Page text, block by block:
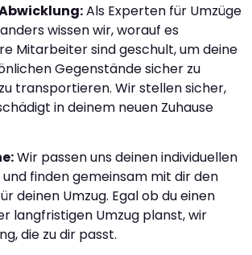
Als Experten für Umzüge
wissen wir, worauf es
Mitarbeiter sind geschult, um deine
Gegenstände sicher zu
transportieren. Wir stellen sicher,
in deinem neuen Zuhause
Wir passen uns deinen individuellen
und finden gemeinsam mit dir den
deinen Umzug. Egal ob du einen
langfristigen Umzug planst, wir
die zu dir passt.